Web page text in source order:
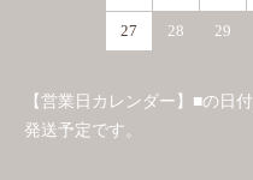
27 28 29
【営業日カレンダー】■の日
発送予定です。